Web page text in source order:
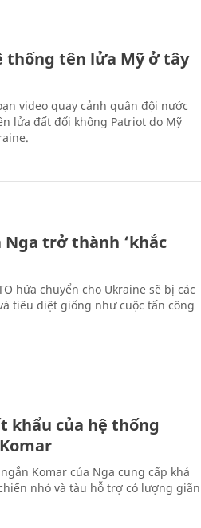
thống tên lửa Mỹ ở tây
video quay cảnh quân đội nước
lửa đất đối không Patriot do Mỹ
trở thành ‘khắc
hứa chuyển cho Ukraine sẽ bị các
tiêu diệt giống như cuộc tấn công
khẩu của hệ thống
Komar của Nga cung cấp khả
nhỏ và tàu hỗ trợ có lượng giãn